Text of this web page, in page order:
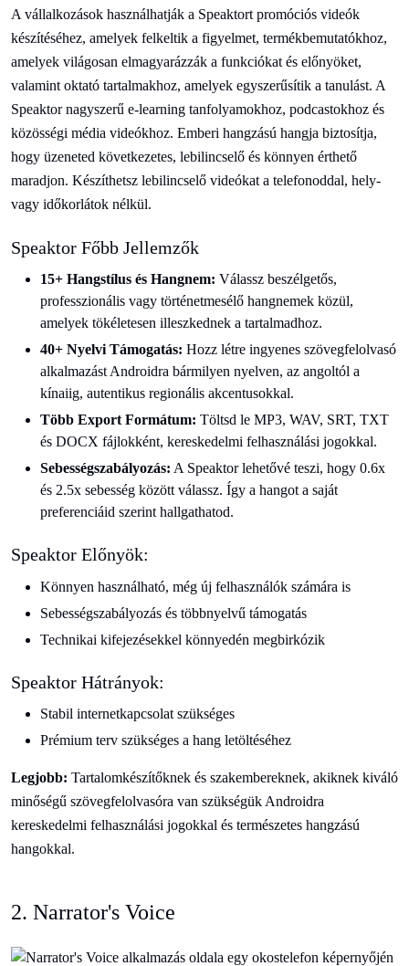
​​A vállalkozások használhatják a Speaktort promóciós videók
készítéséhez, amelyek felkeltik a figyelmet, termékbemutatókhoz,
amelyek világosan elmagyarázzák a funkciókat és előnyöket,
valamint oktató tartalmakhoz, amelyek egyszerűsítik a tanulást. A
Speaktor nagyszerű e-learning tanfolyamokhoz, podcastokhoz és
közösségi média videókhoz. Emberi hangzású hangja biztosítja,
hogy üzeneted következetes, lebilincselő és könnyen érthető
maradjon. Készíthetsz lebilincselő videókat a telefonoddal, hely-
vagy időkorlátok nélkül.
Speaktor Főbb Jellemzők
15+ Hangstílus és Hangnem: Válassz beszélgetős,
professzionális vagy történetmesélő hangnemek közül,
amelyek tökéletesen illeszkednek a tartalmadhoz.
40+ Nyelvi Támogatás: Hozz létre ingyenes szövegfelolvasó
alkalmazást Androidra bármilyen nyelven, az angoltól a
kínaiig, autentikus regionális akcentusokkal.
Több Export Formátum: Töltsd le MP3, WAV, SRT, TXT
és DOCX fájlokként, kereskedelmi felhasználási jogokkal.
Sebességszabályozás: A Speaktor lehetővé teszi, hogy 0.6x
és 2.5x sebesség között válassz. Így a hangot a saját
preferenciáid szerint hallgathatod.
Speaktor Előnyök:
Könnyen használható, még új felhasználók számára is
Sebességszabályozás és többnyelvű támogatás
Technikai kifejezésekkel könnyedén megbirkózik
Speaktor Hátrányok:
Stabil internetkapcsolat szükséges
Prémium terv szükséges a hang letöltéséhez
Legjobb: Tartalomkészítőknek és szakembereknek, akiknek kiváló
minőségű szövegfelolvasóra van szükségük Androidra
kereskedelmi felhasználási jogokkal és természetes hangzású
hangokkal.
2. Narrator's Voice